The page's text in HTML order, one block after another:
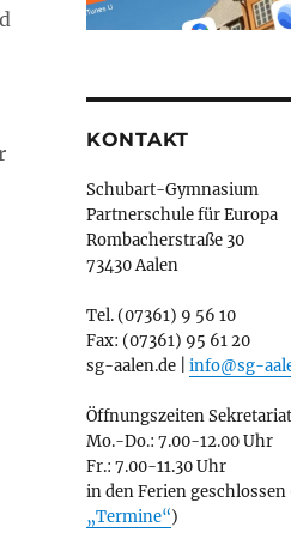
KONTAKT
Schubart-Gymnasium
Partnerschule für Europa
Rombacherstraße 30
73430 Aalen
Tel. (07361) 9 56 10
Fax: (07361) 95 61 20
sg-aalen.de | info@sg-
Öffnungszeiten
Mo.-Do.: 7.00-12.00 Uhr
Fr.: 7.00-11.30 Uhr
in den Ferien
„Termine“)